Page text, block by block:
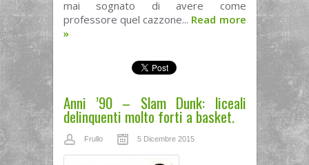
mai sognato di avere come
professore quel cazzone... Read more
»
Anni ’90 – Slam Dunk: liceali
delinquenti molto forti a basket.
Frullo 5 Dicembre 2015